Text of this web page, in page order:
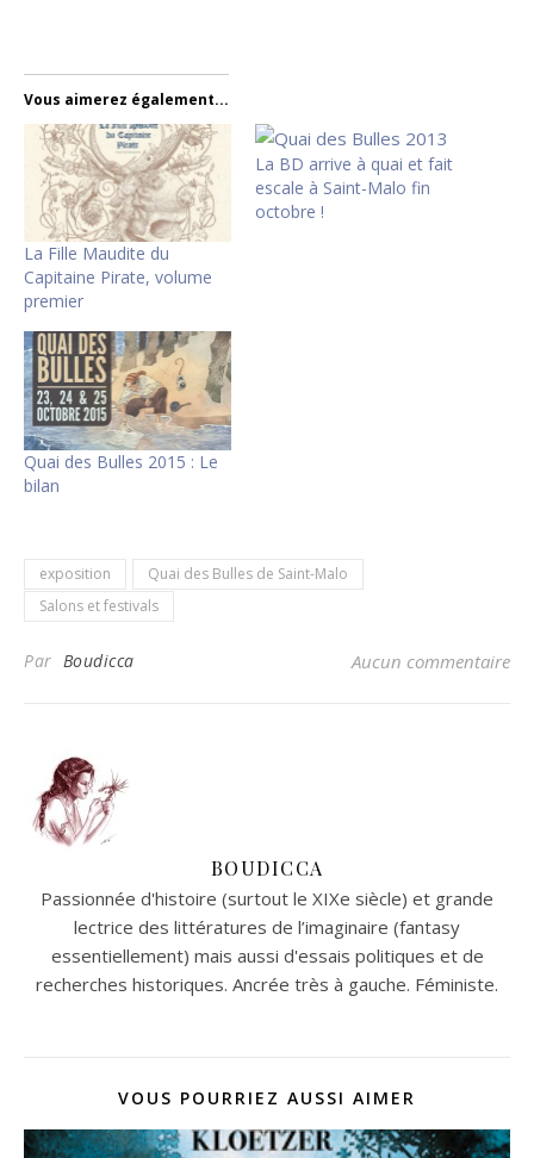
Vous aimerez également...
La Fille Maudite du
Capitaine Pirate, volume
premier
La BD arrive à quai et fait
escale à Saint-Malo fin
octobre !
Quai des Bulles 2015 : Le
bilan
exposition
Quai des Bulles de Saint-Malo
Salons et festivals
Par Boudicca Aucun commentaire
BOUDICCA
Passionnée d'histoire (surtout le XIXe siècle) et grande
lectrice des littératures de l’imaginaire (fantasy
essentiellement) mais aussi d'essais politiques et de
recherches historiques. Ancrée très à gauche. Féministe.
VOUS POURRIEZ AUSSI AIMER